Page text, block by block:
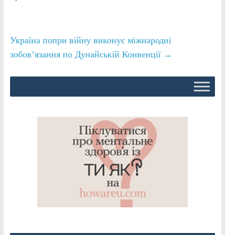
Україна попри війну виконує міжнародні
зобов’язання по Дунайській Конвенції →